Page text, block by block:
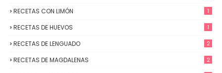
RECETAS CON LIMÓN 1
RECETAS DE HUEVOS 1
RECETAS DE LENGUADO 2
RECETAS DE MAGDALENAS 2